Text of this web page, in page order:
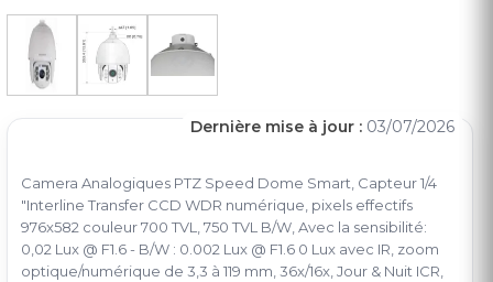
Camera Analogiques PTZ Speed Dome Smart, Capteur 1/4
"Interline Transfer CCD WDR numérique, pixels effectifs
976x582 couleur 700 TVL, 750 TVL B/W, Avec la sensibilité:
0,02 Lux @ F1.6 - B/W : 0.002 Lux @ F1.6 0 Lux avec IR, zoom
optique/numérique de 3,3 à 119 mm, 36x/16x, Jour & Nuit ICR,
Dernière mise à jour : 03/07/2026